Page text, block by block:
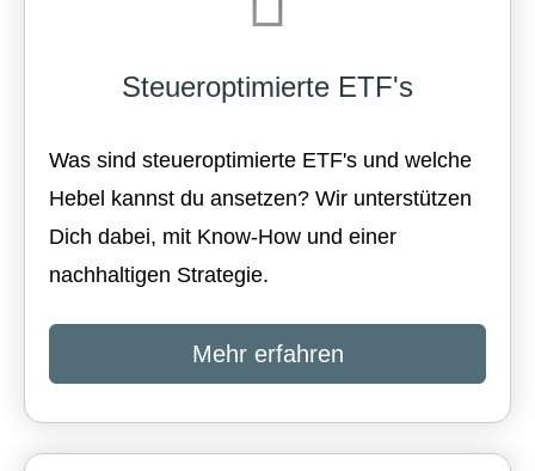
Steueroptimierte ETF's
Was sind steueroptimierte ETF's und welche
Hebel kannst du ansetzen? Wir unterstützen
Dich dabei, mit Know-How und einer
nachhaltigen Strategie.
Mehr erfahren